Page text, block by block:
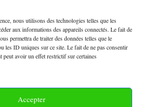
nous utilisons des technologies telles que les
aux informations des appareils connectés. Le fait de
permettra de traiter des données telles que le
les ID uniques sur ce site. Le fait de ne pas consentir
peut avoir un effet restrictif sur certaines
Accepter
Boudon, 75016, Paris
de Vente